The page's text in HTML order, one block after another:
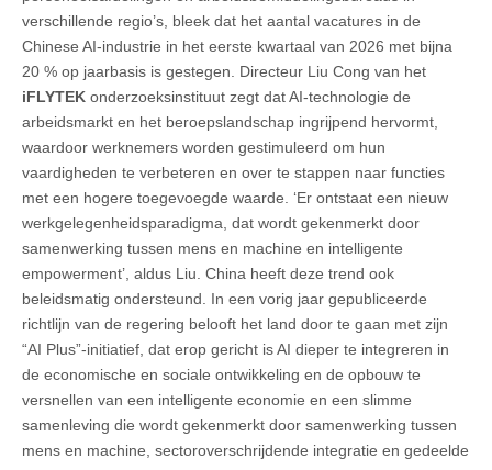
verschillende regio’s, bleek dat het aantal vacatures in de
Chinese AI-industrie in het eerste kwartaal van 2026 met bijna
20 % op jaarbasis is gestegen. Directeur Liu Cong van het
iFLYTEK onderzoeksinstituut zegt dat AI-technologie de
arbeidsmarkt en het beroepslandschap ingrijpend hervormt,
waardoor werknemers worden gestimuleerd om hun
vaardigheden te verbeteren en over te stappen naar functies
met een hogere toegevoegde waarde. ‘Er ontstaat een nieuw
werkgelegenheidsparadigma, dat wordt gekenmerkt door
samenwerking tussen mens en machine en intelligente
empowerment’, aldus Liu. China heeft deze trend ook
beleidsmatig ondersteund. In een vorig jaar gepubliceerde
richtlijn van de regering belooft het land door te gaan met zijn
“AI Plus”-initiatief, dat erop gericht is AI dieper te integreren in
de economische en sociale ontwikkeling en de opbouw te
versnellen van een intelligente economie en een slimme
samenleving die wordt gekenmerkt door samenwerking tussen
mens en machine, sectoroverschrijdende integratie en gedeelde